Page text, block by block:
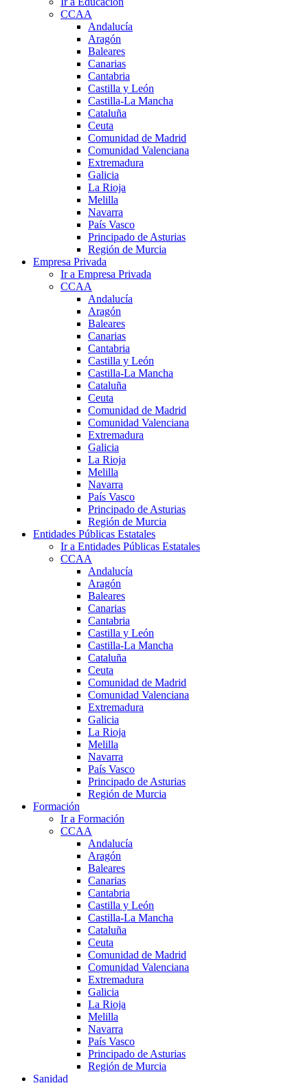
CCAA
Andalucía
Aragón
Baleares
Canarias
Cantabria
Castilla y León
Castilla-La Mancha
Cataluña
Ceuta
Comunidad de Madrid
Comunidad Valenciana
Extremadura
Galicia
La Rioja
Melilla
Navarra
País Vasco
Principado de Asturias
Región de Murcia
Empresa Privada
Ir a Empresa Privada
CCAA
Andalucía
Aragón
Baleares
Canarias
Cantabria
Castilla y León
Castilla-La Mancha
Cataluña
Ceuta
Comunidad de Madrid
Comunidad Valenciana
Extremadura
Galicia
La Rioja
Melilla
Navarra
País Vasco
Principado de Asturias
Región de Murcia
Entidades Públicas Estatales
Ir a Entidades Públicas Estatales
CCAA
Andalucía
Aragón
Baleares
Canarias
Cantabria
Castilla y León
Castilla-La Mancha
Cataluña
Ceuta
Comunidad de Madrid
Comunidad Valenciana
Extremadura
Galicia
La Rioja
Melilla
Navarra
País Vasco
Principado de Asturias
Región de Murcia
Formación
Ir a Formación
CCAA
Andalucía
Aragón
Baleares
Canarias
Cantabria
Castilla y León
Castilla-La Mancha
Cataluña
Ceuta
Comunidad de Madrid
Comunidad Valenciana
Extremadura
Galicia
La Rioja
Melilla
Navarra
País Vasco
Principado de Asturias
Región de Murcia
Sanidad